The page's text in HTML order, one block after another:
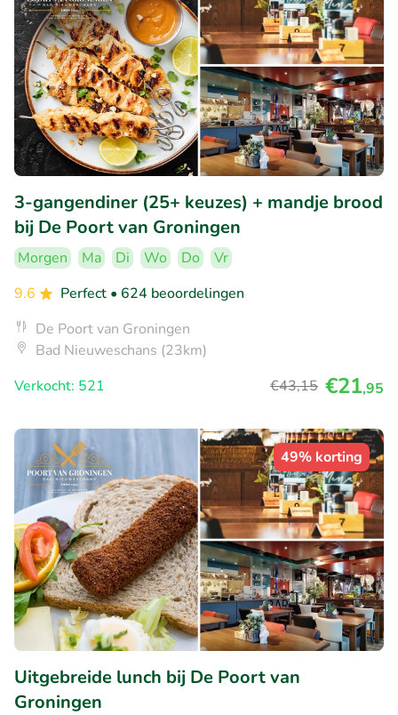
3-gangendiner (25+ keuzes) + mandje brood
bij De Poort van Groningen
Morgen Ma Di Wo Do
Vr
9.6
Perfect • 624 beoordelingen
De Poort van Groningen
Bad Nieuweschans (23km)
Verkocht: 521
€43,15 €21,95
49% korting
Uitgebreide lunch bij De Poort van
Groningen